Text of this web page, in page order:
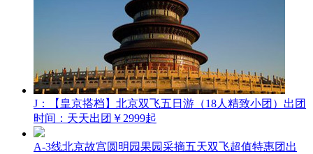
J：【皇京搭档】北京双飞五日游（18人精致小团） 出团
时间：天天出团 ￥2999起
A-3线北京故宫圆明园果园采摘五天双飞超值特惠团 出